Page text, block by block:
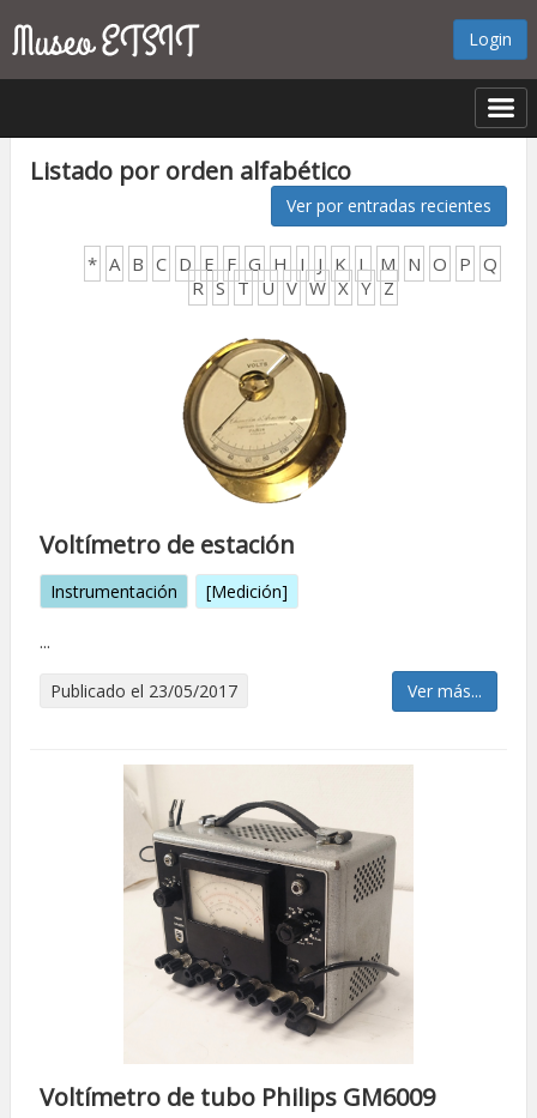
Login
Listado por orden alfabético
Ver por entradas recientes
* A B C D E F G H I J K L M N O P Q
R S T U V W X Y Z
Voltímetro de estación
Instrumentación [Medición]
...
Publicado el 23/05/2017 Ver más...
Voltímetro de tubo Philips GM6009